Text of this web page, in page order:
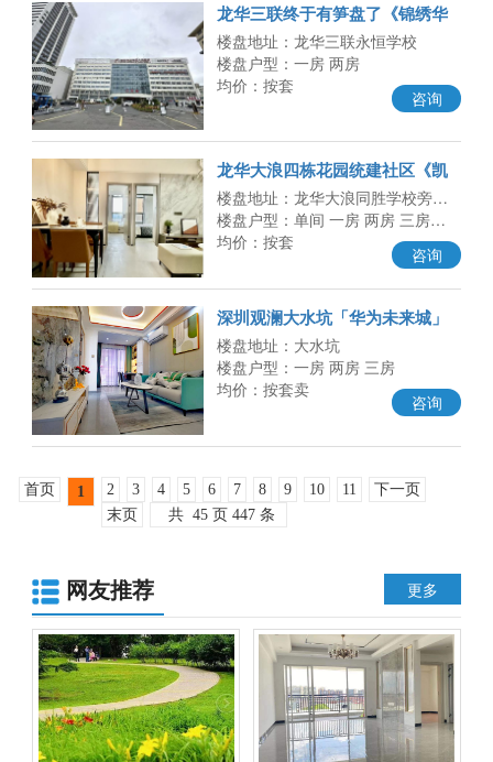
龙华三联终于有笋盘了《锦绣华
庭》一房两房户型齐全，总价
楼盘地址：龙华三联永恒学校
楼盘户型：一房 两房
均价：按套
咨询
龙华大浪四栋花园统建社区《凯
悦公馆》精装两房41.8万，能落
户
楼盘地址：龙华大浪同胜学校旁…
楼盘户型：单间 一房 两房 三房…
均价：按套
咨询
深圳观澜大水坑「华为未来城」
龙华科技小镇准拆迁房 可落深户
楼盘地址：大水坑
楼盘户型：一房 两房 三房
均价：按套卖
咨询
首页 1 2 3 4 5 6 7 8 9 10 11
下一页
末页
共 45 页 447 条
网友推荐 更多